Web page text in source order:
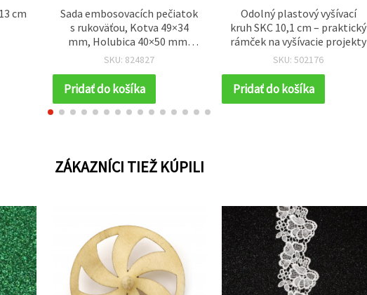
cm
Sada embosovacích pečiatok
s rukoväťou, Kotva 49×34
mm, Holubica 40×50 mm,
Orol 85×70 mm – 3 ks
SKU: 824827
Pridať do košíka
Odolný plastový vyšívací
kruh SKC 10,1 cm – praktický
rámček na vyšívacie projekty
SKU: 502176
Pridať do košíka
ZÁKAZNÍCI TIEŽ KÚPILI